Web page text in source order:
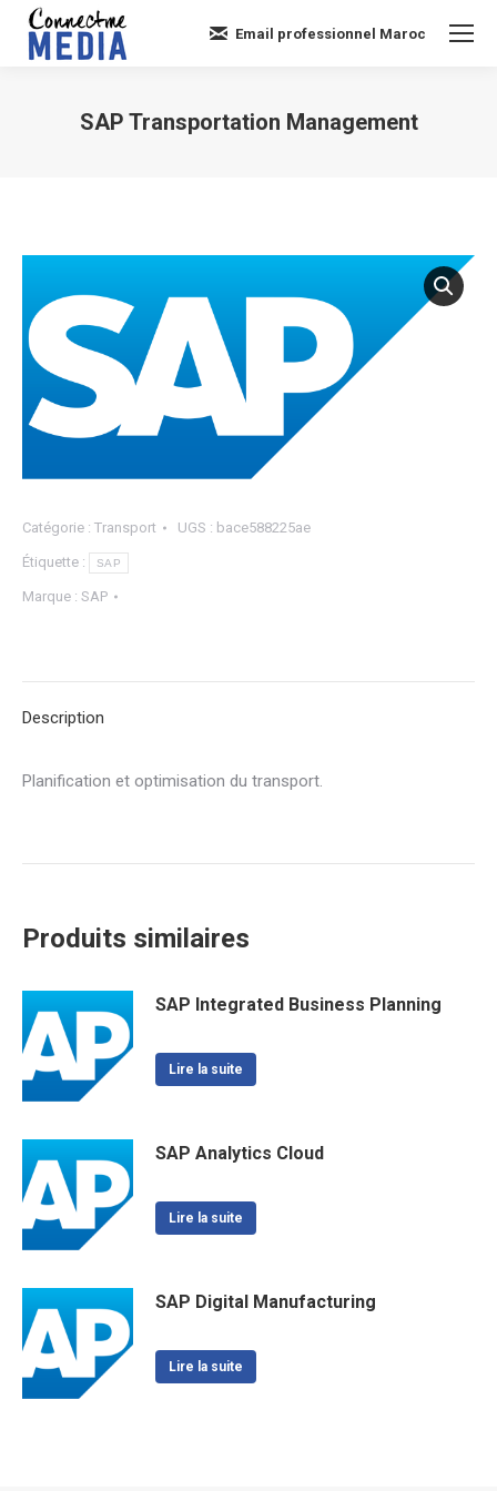
Email professionnel Maroc
SAP Transportation Management
Catégorie : Transport UGS : bace588225ae
Étiquette : SAP
Marque : SAP
Description
Planification et optimisation du transport.
Produits similaires
SAP Integrated Business Planning
Lire la suite
SAP Analytics Cloud
Lire la suite
SAP Digital Manufacturing
Lire la suite